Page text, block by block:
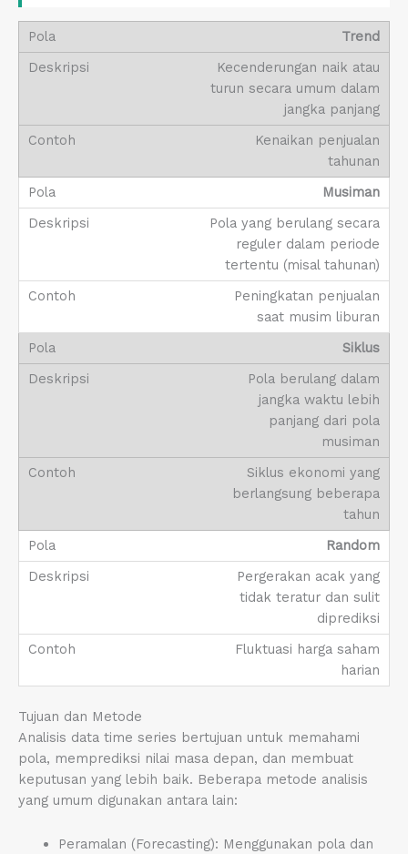
Trend
Kecenderungan naik atau
turun secara umum dalam
jangka panjang
Kenaikan penjualan
tahunan
Musiman
Pola yang berulang secara
reguler dalam periode
tertentu (misal tahunan)
Peningkatan penjualan
saat musim liburan
Siklus
Pola berulang dalam
jangka waktu lebih
panjang dari pola
musiman
Siklus ekonomi yang
berlangsung beberapa
tahun
Random
Pergerakan acak yang
tidak teratur dan sulit
diprediksi
Fluktuasi harga saham
harian
Tujuan dan Metode
Analisis data time series bertujuan untuk memahami
pola, memprediksi nilai masa depan, dan membuat
keputusan yang lebih baik. Beberapa metode analisis
yang umum digunakan antara lain:
Peramalan (Forecasting): Menggunakan pola dan